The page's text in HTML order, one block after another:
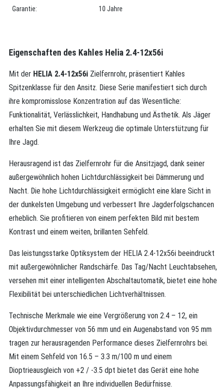
Garantie:
10 Jahre
Eigenschaften des Kahles Helia 2.4-12x56i
Mit der HELIA 2.4-12x56i Zielfernrohr, präsentiert Kahles
Spitzenklasse für den Ansitz. Diese Serie manifestiert sich durch
ihre kompromisslose Konzentration auf das Wesentliche:
Funktionalität, Verlässlichkeit, Handhabung und Ästhetik. Als Jäger
erhalten Sie mit diesem Werkzeug die optimale Unterstützung für
Ihre Jagd.
Herausragend ist das Zielfernrohr für die Ansitzjagd, dank seiner
außergewöhnlich hohen Lichtdurchlässigkeit bei Dämmerung und
Nacht. Die hohe Lichtdurchlässigkeit ermöglicht eine klare Sicht in
der dunkelsten Umgebung und verbessert Ihre Jagderfolgschancen
erheblich. Sie profitieren von einem perfekten Bild mit bestem
Kontrast und einem weiten, brillanten Sehfeld.
Das leistungsstarke Optiksystem der HELIA 2.4-12x56i beeindruckt
mit außergewöhnlicher Randschärfe. Das Tag/Nacht Leuchtabsehen,
versehen mit einer intelligenten Abschaltautomatik, bietet eine hohe
Flexibilität bei unterschiedlichen Lichtverhältnissen.
Technische Merkmale wie eine Vergrößerung von 2.4 – 12, ein
Objektivdurchmesser von 56 mm und ein Augenabstand von 95 mm
tragen zur herausragenden Performance dieses Zielfernrohrs bei.
Mit einem Sehfeld von 16.5 – 3.3 m/100 m und einem
Dioptrieausgleich von +2 / -3.5 dpt bietet das Gerät eine hohe
Anpassungsfähigkeit an Ihre individuellen Bedürfnisse.